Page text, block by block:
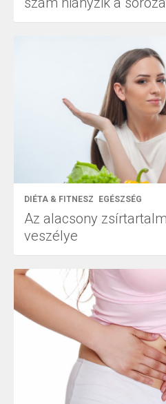
DIÉTA & FITNESZ EGÉSZSÉG
Az alacsony
veszélye